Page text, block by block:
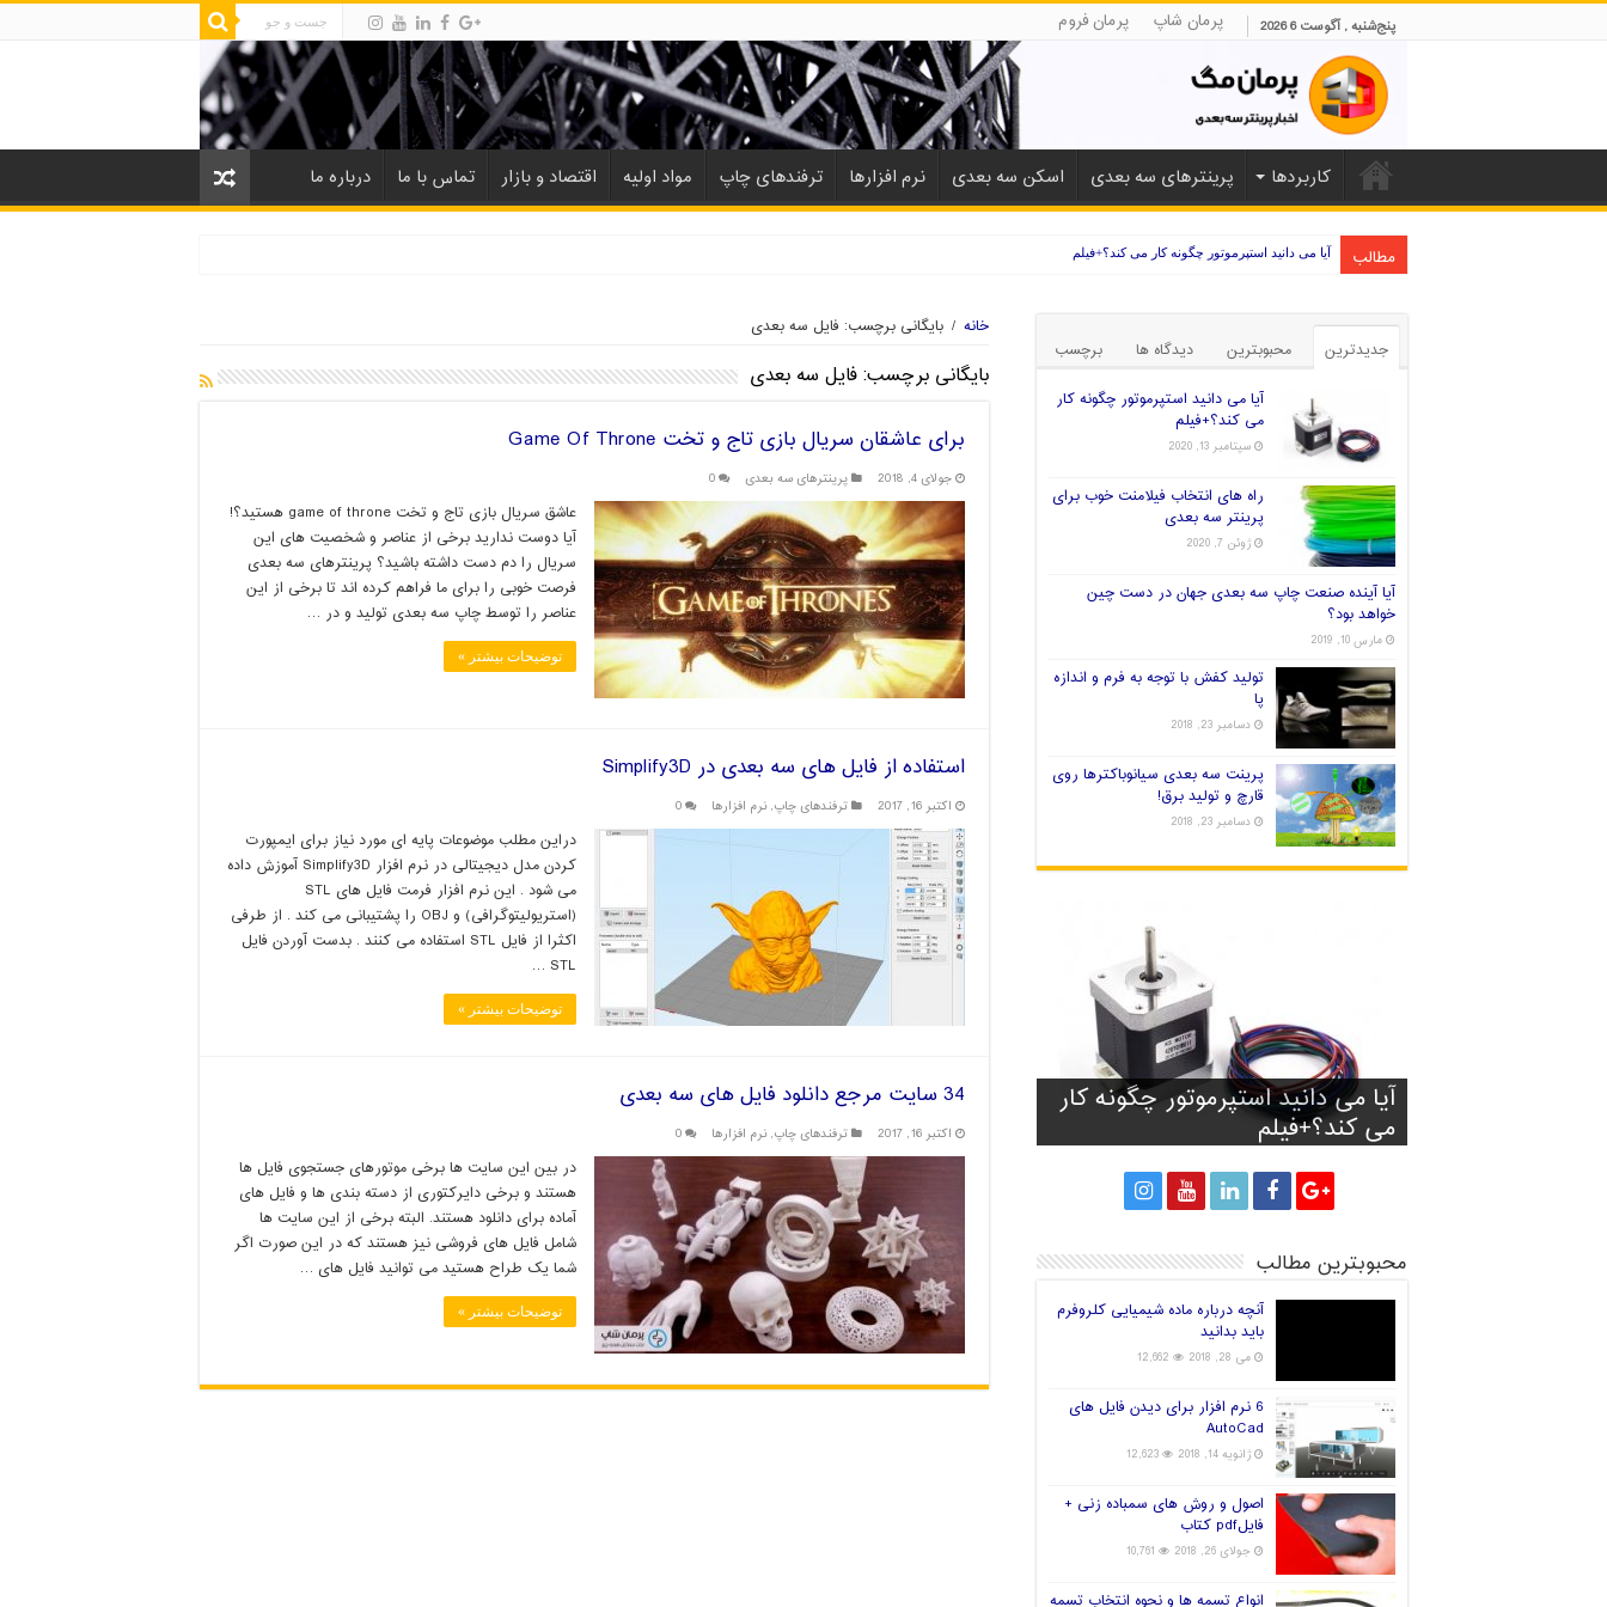
پنج‌شنبه , آگوست 6 2026 پرمان شاپ پرمان فروم
کاربردها پرینترهای سه بعدی اسکن سه بعدی نرم افزارها ترفندهای چاپ مواد اولیه اقتصاد و بازار تماس با ما درباره ما
مطالب آیا می دانید استپرموتور چگونه کار می کند؟+فیلم
خانه / بایگانی برچسب: فایل سه بعدی
بایگانی برچسب: فایل سه بعدی
برای عاشقان سریال بازی تاج و تخت Game Of Throne
جولای 4, 2018 پرینترهای سه بعدی 0
عاشق سریال بازی تاج و تخت game of throne هستید؟!
آیا دوست ندارید برخی از عناصر و شخصیت های این
سریال را دم دست داشته باشید؟ پرینترهای سه بعدی
فرصت خوبی را برای ما فراهم کرده اند تا برخی از این
عناصر را توسط چاپ سه بعدی تولید و در …
توضیحات بیشتر »
استفاده از فایل های سه بعدی در Simplify3D
اکتبر 16, 2017 ترفندهای چاپ, نرم افزارها 0
دراین مطلب موضوعات پایه ای مورد نیاز برای ایمپورت
کردن مدل دیجیتالی در نرم افزار Simplify3D آموزش داده
می شود . این نرم افزار فرمت فایل های STL
(استریولیتوگرافی) و OBJ را پشتیبانی می کند . از طرفی
اکثرا از فایل STL استفاده می کنند . بدست آوردن فایل
STL …
توضیحات بیشتر »
34 سایت مرجع دانلود فایل های سه بعدی
اکتبر 16, 2017 ترفندهای چاپ, نرم افزارها 0
در بین این سایت ها برخی موتورهای جستجوی فایل ها
هستند و برخی دایرکتوری از دسته بندی ها و فایل های
آماده برای دانلود هستند. البته برخی از این سایت ها
شامل فایل های فروشی نیز هستند که در این صورت اگر
شما یک طراح هستید می توانید فایل های …
توضیحات بیشتر »
جدیدترین محبوبترین دیدگاه ها برچسب
آیا می دانید استپرموتور چگونه کار
می کند؟+فیلم
سپتامبر 13, 2020
راه های انتخاب فیلامنت خوب برای
پرینتر سه بعدی
ژوئن 7, 2020
آیا آینده صنعت چاپ سه بعدی جهان در دست چین
خواهد بود؟
مارس 10, 2019
تولید کفش با توجه به فرم و اندازه
پا
دسامبر 23, 2018
پرینت سه بعدی سیانوباکترها روی
قارچ و تولید برق!
دسامبر 23, 2018
آیا می دانید استپرموتور چگونه کار
می کند؟+فیلم
راه های انتخاب فیلامنت خوب برای
پرینتر سه بعدی
آیا آینده صنعت چاپ سه بعدی
جهان در دست چین خواهد بود؟
تولید کفش با توجه به فرم و اندازه
پا
پرینت سه بعدی سیانوباکترها روی
قارچ و تولید برق!
محبوبترین مطالب
آنچه درباره ماده شیمیایی کلروفرم
باید بدانید
می 28, 2018 12,662
6 نرم افزار برای دیدن فایل های
AutoCad
ژانویه 14, 2018 12,623
اصول و روش های سمباده زنی +
فایلpdf کتاب
جولای 26, 2018 10,761
انواع تسمه ها و نحوه انتخاب تسمه